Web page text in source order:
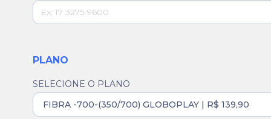
PLANO
SELECIONE O PLANO